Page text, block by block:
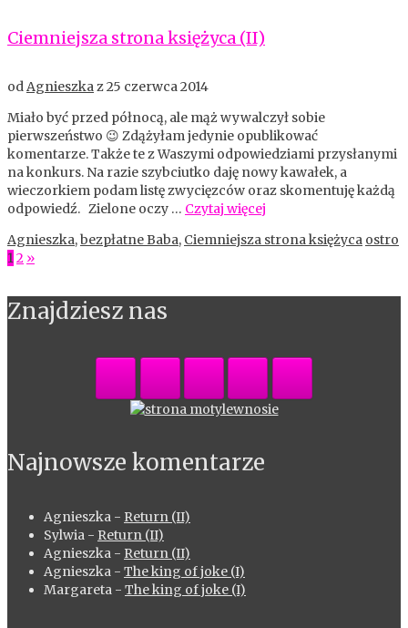
Ciemniejsza strona księżyca (II)
odAgnieszkaz25 czerwca 2014
Miało być przed północą, ale mąż wywalczył sobie
pierwszeństwo 😉 Zdążyłam jedynie opublikować
komentarze. Także te z Waszymi odpowiedziami przysłanymi
na konkurs. Na razie szybciutko daję nowy kawałek, a
wieczorkiem podam listę zwycięzców oraz skomentuję każdą
odpowiedź. Zielone oczy … Czytaj więcej
Agnieszka,bezpłatne Baba, Ciemniejsza strona księżyca ostro
12 »
Znajdziesz nas
Najnowsze komentarze
Agnieszka - Return (II)
Sylwia - Return (II)
Agnieszka - Return (II)
Agnieszka - The king of joke (I)
Margareta - The king of joke (I)